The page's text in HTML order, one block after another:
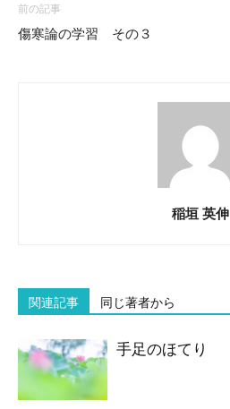
前の記事
傷寒論の学習 その３
稲垣 英伸
関連記事 同じ著者から
手足のほてり